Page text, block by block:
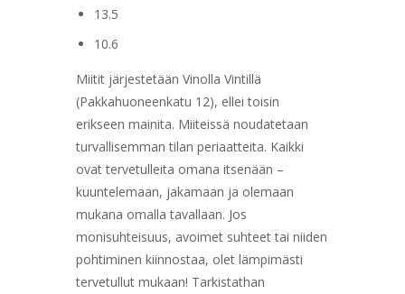
13.5
10.6
Miitit järjestetään Vinolla Vintillä
(Pakkahuoneenkatu 12), ellei toisin
erikseen mainita. Miiteissä noudatetaan
turvallisemman tilan periaatteita. Kaikki
ovat tervetulleita omana itsenään –
kuuntelemaan, jakamaan ja olemaan
mukana omalla tavallaan. Jos
monisuhteisuus, avoimet suhteet tai niiden
pohtiminen kiinnostaa, olet lämpimästi
tervetullut mukaan! Tarkistathan